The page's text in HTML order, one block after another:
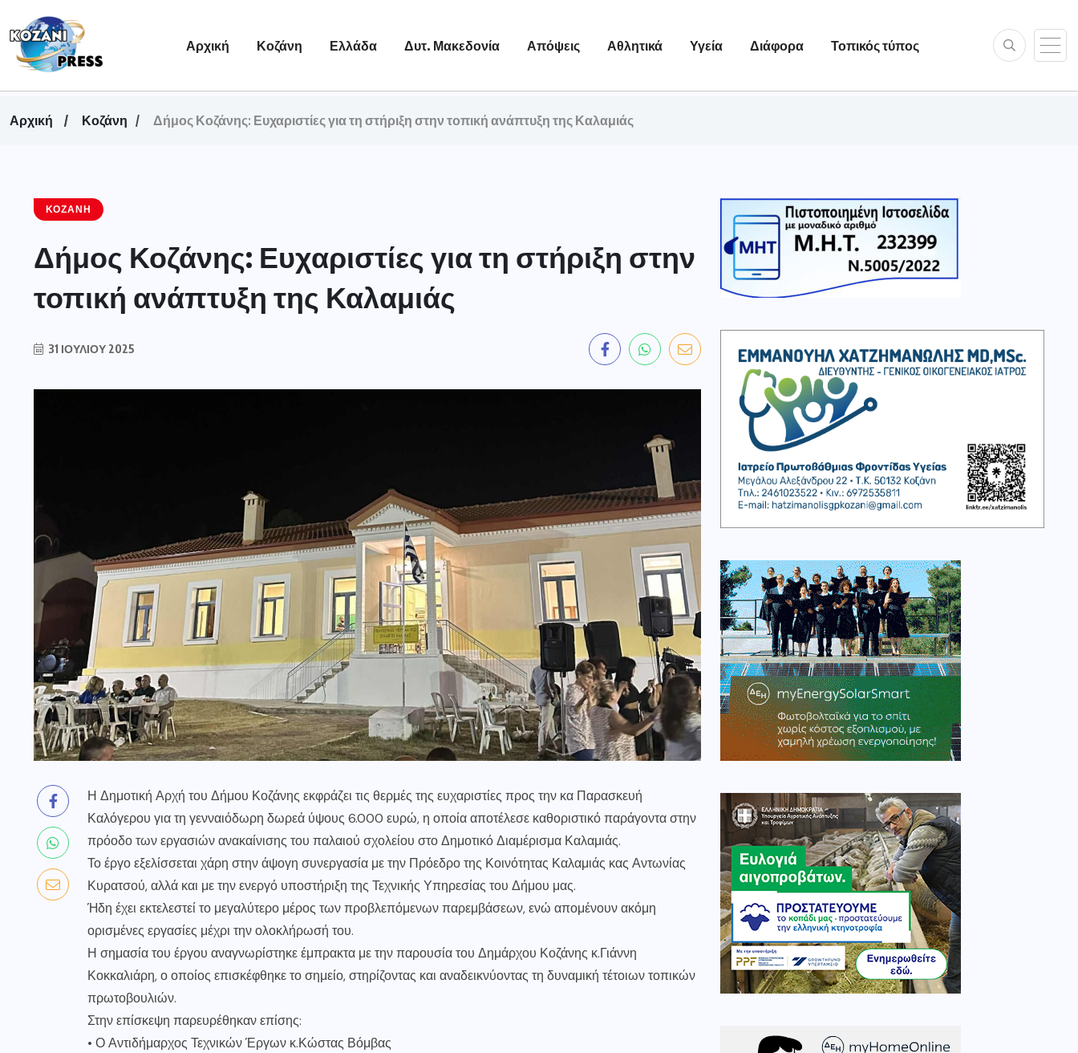
Αρχική Κοζάνη Ελλάδα Δυτ. Μακεδονία Απόψεις Αθλητικά Υγεία Διάφορα Τοπικός τύπος
Αρχική Κοζάνη Δήμος Κοζάνης: Ευχαριστίες για τη στήριξη στην τοπική ανάπτυξη της Καλαμιάς
ΚΟΖΆΝΗ
Δήμος Κοζάνης: Ευχαριστίες για τη στήριξη στην
τοπική ανάπτυξη της Καλαμιάς
31 ΙΟΥΛΊΟΥ 2025
Η Δημοτική Αρχή του Δήμου Κοζάνης εκφράζει τις θερμές της ευχαριστίες προς την κα Παρασκευή
Καλόγερου για τη γενναιόδωρη δωρεά ύψους 6.000 ευρώ, η οποία αποτέλεσε καθοριστικό παράγοντα στην
πρόοδο των εργασιών ανακαίνισης του παλαιού σχολείου στο Δημοτικό Διαμέρισμα Καλαμιάς.
Το έργο εξελίσσεται χάρη στην άψογη συνεργασία με την Πρόεδρο της Κοινότητας Καλαμιάς κας Αντωνίας
Κυρατσού, αλλά και με την ενεργό υποστήριξη της Τεχνικής Υπηρεσίας του Δήμου μας.
Ήδη έχει εκτελεστεί το μεγαλύτερο μέρος των προβλεπόμενων παρεμβάσεων, ενώ απομένουν ακόμη
ορισμένες εργασίες μέχρι την ολοκλήρωσή του.
Η σημασία του έργου αναγνωρίστηκε έμπρακτα με την παρουσία του Δημάρχου Κοζάνης κ.Γιάννη
Κοκκαλιάρη, ο οποίος επισκέφθηκε το σημείο, στηρίζοντας και αναδεικνύοντας τη δυναμική τέτοιων τοπικών
πρωτοβουλιών.
Στην επίσκεψη παρευρέθηκαν επίσης:
• Ο Αντιδήμαρχος Τεχνικών Έργων κ.Κώστας Βόμβας